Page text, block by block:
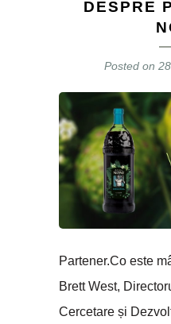
DESPRE
Posted on
Partener.Co este
Brett West,
Cercetare și